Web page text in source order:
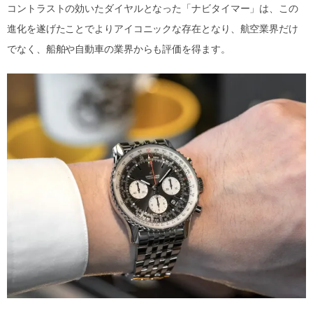
コントラストの効いたダイヤルとなった「ナビタイマー」は、この
進化を遂げたことでよりアイコニックな存在となり、航空業界だけ
でなく、船舶や自動車の業界からも評価を得ます。